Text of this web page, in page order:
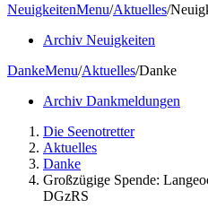
NeuigkeitenMenu/Aktuelles/
Archiv Neuigkeiten
DankeMenu/Aktuelles/Danke
Archiv Dankmeldungen
Die Seenotretter
Aktuelles
Danke
Großzügige Spende:
DGzRS